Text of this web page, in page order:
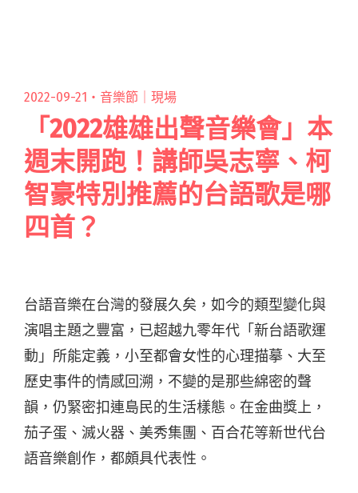
2022-09-21・ 音樂節｜現場
「2022雄雄出聲音樂會」本
週末開跑！講師吳志寧、柯
智豪特別推薦的台語歌是哪
四首？
台語音樂在台灣的發展久矣，如今的類型變化與
演唱主題之豐富，已超越九零年代「新台語歌運
動」所能定義，小至都會女性的心理描摹、大至
歷史事件的情感回溯，不變的是那些綿密的聲
韻，仍緊密扣連島民的生活樣態。在金曲獎上，
茄子蛋、滅火器、美秀集團、百合花等新世代台
語音樂創作，都頗具代表性。